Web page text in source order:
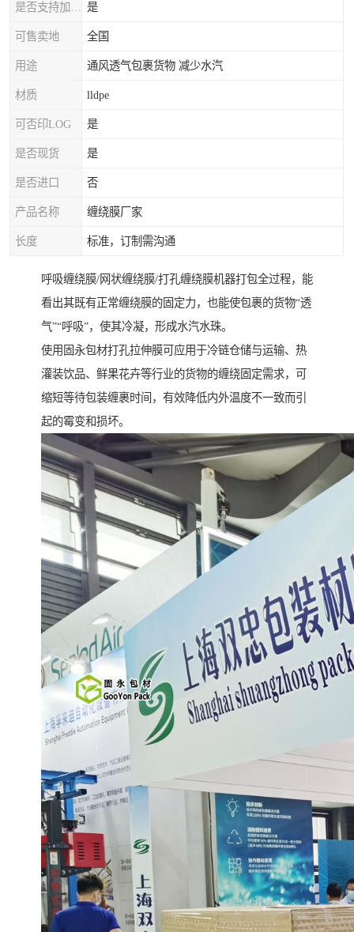
是
可售卖地 全国
用途 通风透气包裹货物 减少水汽
材质 lldpe
可否印LOG 是
是否现货 是
是否进口 否
产品名称 缠绕膜厂家
长度 标准，订制需沟通
呼吸缠绕膜/网状缠绕膜/打孔缠绕膜机器打包全过程，能
看出其既有正常缠绕膜的固定力，也能使包裹的货物“透
气”“呼吸”，使其冷凝，形成水汽水珠。
使用固永包材打孔拉伸膜可应用于冷链仓储与运输、热
灌装饮品、鲜果花卉等行业的货物的缠绕固定需求，可
缩短等待包装缠裹时间，有效降低内外温度不一致而引
起的霉变和损坏。